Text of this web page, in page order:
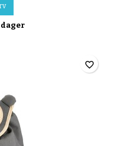
dager
favorite_border